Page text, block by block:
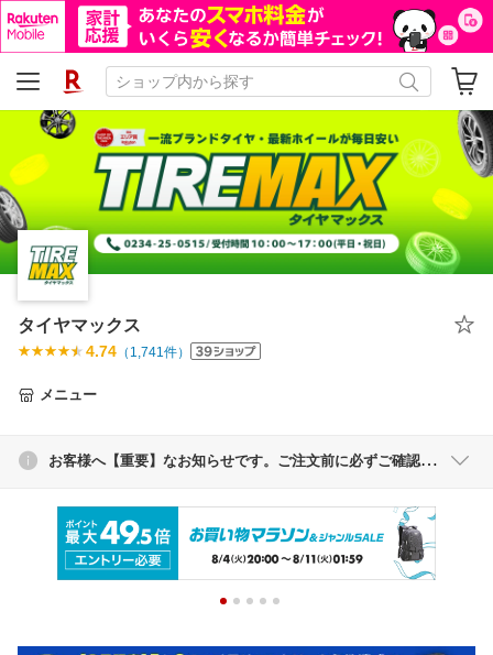
タイヤマックス
4.74 （ 1,741件）
メニュー
お客様へ【重要】なお知らせです。ご注文前に必ずご確認ください。